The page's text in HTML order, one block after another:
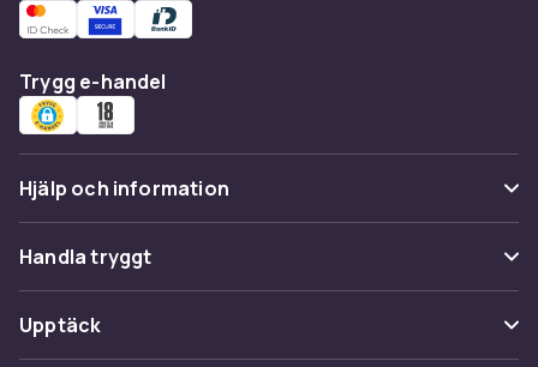
Trygg e-handel
Hjälp och information
Vanliga frågor
Spåra paket
Ångra & Returnera här
Handla tryggt
Betalning
Upptäck